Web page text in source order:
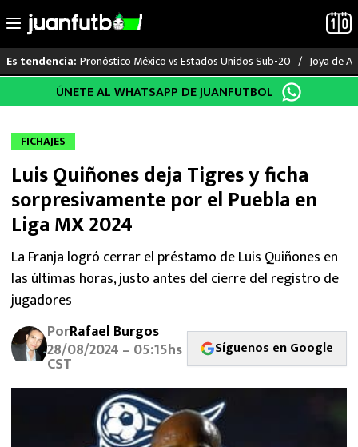
al
Es tendencia: Pronóstico México vs Estados Unidos Sub-20 Joya de
LO ÚLTIMO
LIGA MX
RAYADOS
PUMAS
ATLANTE
SELECCIÓN MEXICANA
FUTBOL INTERNACIONAL
MEXICANOS EN EL EXTRANJERO
FUTBOL ESTUFA
ÚNETE AL WHATSAPP DE JUANFUTBOL
FICHAJES
Luis Quiñones deja Tigres y ficha
sorpresivamente por el Puebla en
Liga MX 2024
La Franja logró cerrar el préstamo de Luis Quiñones en
las últimas horas, justo antes del cierre del registro de
jugadores
PorRafael Burgos
28/08/2024 – 05:15hs
CST
Síguenos en Google